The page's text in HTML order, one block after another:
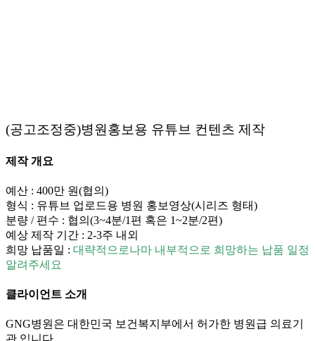
(공고조정중)병원홍보용 유튜브 컨텐츠 제작
제작 개요
예산 : 400만 원(협의)
형식 : 유튜브 업로드용 병원 홍보영상(시리즈 형태)
분량 / 편수 : 협의(3~4분/1편 혹은 1~2분/2편)
예상 제작 기간 : 2-3주 내외
희망 납품일 : 대략적으로나마 내부적으로 희망하는 납품 일정
알려주세요
클라이언트 소개
GNG병원은 대한민국 보건복지부에서 허가한 병원급 의료기